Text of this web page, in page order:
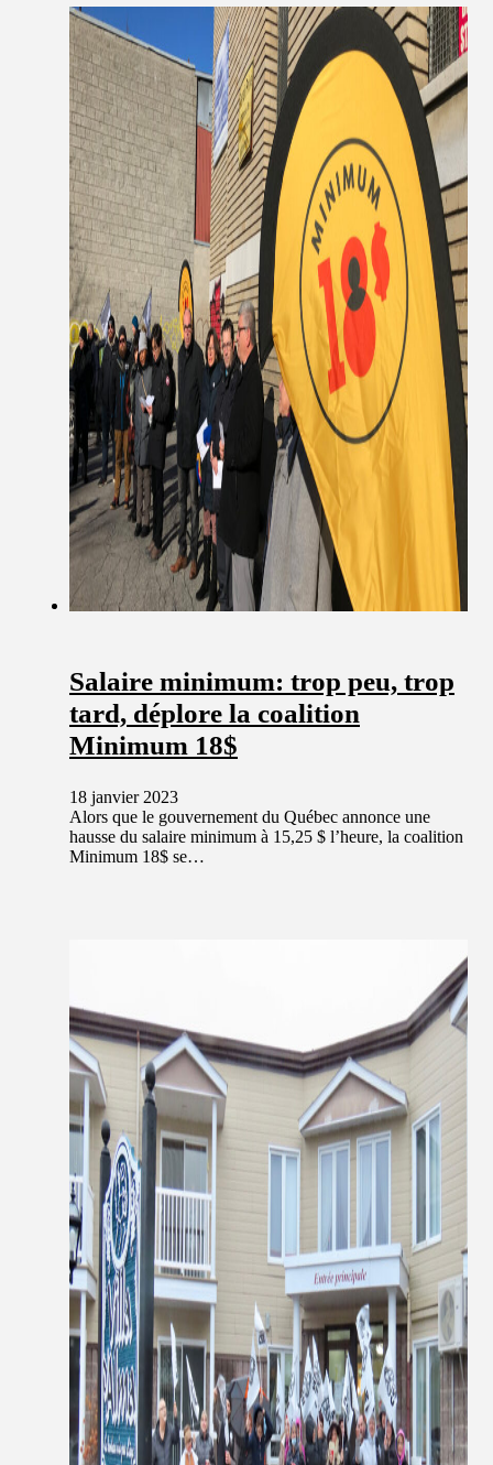
Salaire minimum: trop peu, trop
tard, déplore la coalition
Minimum 18$
18 janvier 2023
Alors que le gouvernement du Québec annonce une
hausse du salaire minimum à 15,25 $ l’heure, la coalition
Minimum 18$ se…